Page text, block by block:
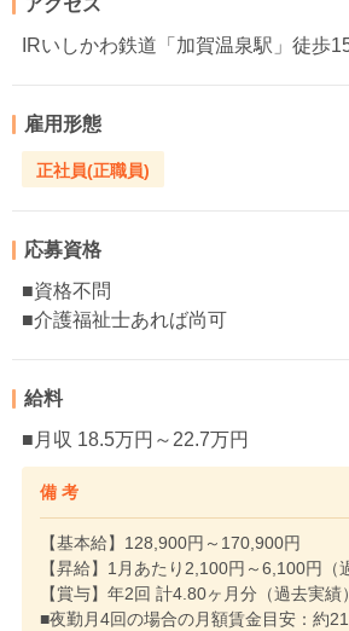
アクセス
IRいしかわ鉄道「加賀温泉駅」徒歩
雇用形態
正社員(正職員)
応募資格
■資格不問
■介護福祉士あれば尚可
給料
■月収 18.5万円～22.7万円
備 考
【基本給】128,900円～170,900円
【昇給】1月あたり2,100円～6,100円（
【賞与】年2回 計4.80ヶ月分（過去実績）
■夜勤月4回の場合の月額賃金目安：約